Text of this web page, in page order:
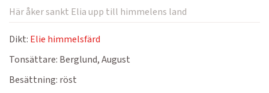
Här åker sankt Elia upp till himmelens land
Dikt: Elie himmelsfärd
Tonsättare: Berglund, August
Besättning: röst